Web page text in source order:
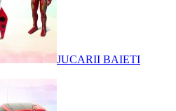
JUCARII BAIETI